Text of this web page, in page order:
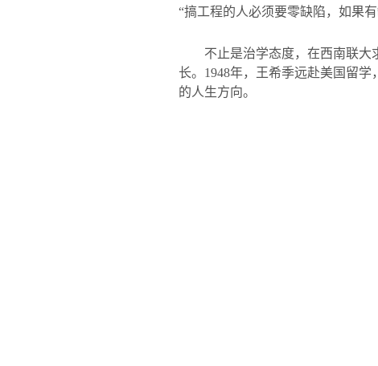
“搞工程的人必须要零缺陷，如果
不止是治学态度，在西南联大
长。 1948年，王希季远赴美国留学
的人生方向。